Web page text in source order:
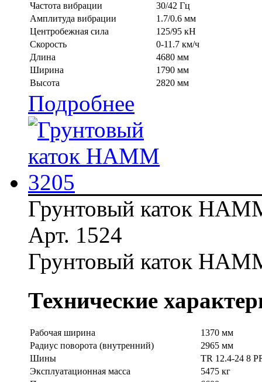
Частота вибрации
30/42 Гц
Амплитуда вибрации
1.7/0.6 мм
Центробежная сила
125/95 кН
Скорость
0-11.7 км/ч
Длина
4680 мм
Ширина
1790 мм
Высота
2820 мм
Подробнее
Грунтовый каток
Арт. 1524
Грунтовый каток
Технические
Рабочая ширина
1370 мм
Радиус поворота (внутренний)
2965 мм
Шины
TR 12.4-24 8
Эксплуатационная масса
5475 кг